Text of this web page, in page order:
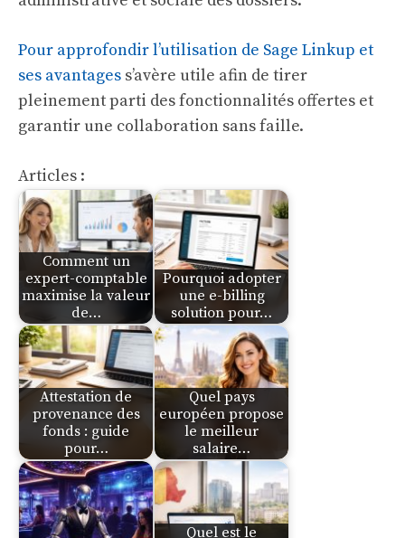
Pour approfondir l’utilisation de Sage Linkup et
ses avantages s’avère utile afin de tirer
pleinement parti des fonctionnalités offertes et
garantir une collaboration sans faille.
Articles :
Comment un
expert-comptable
maximise la valeur
de…
Pourquoi adopter
une e-billing
solution pour…
Attestation de
provenance des
fonds : guide
pour…
Quel pays
européen propose
le meilleur
salaire…
Quel est le